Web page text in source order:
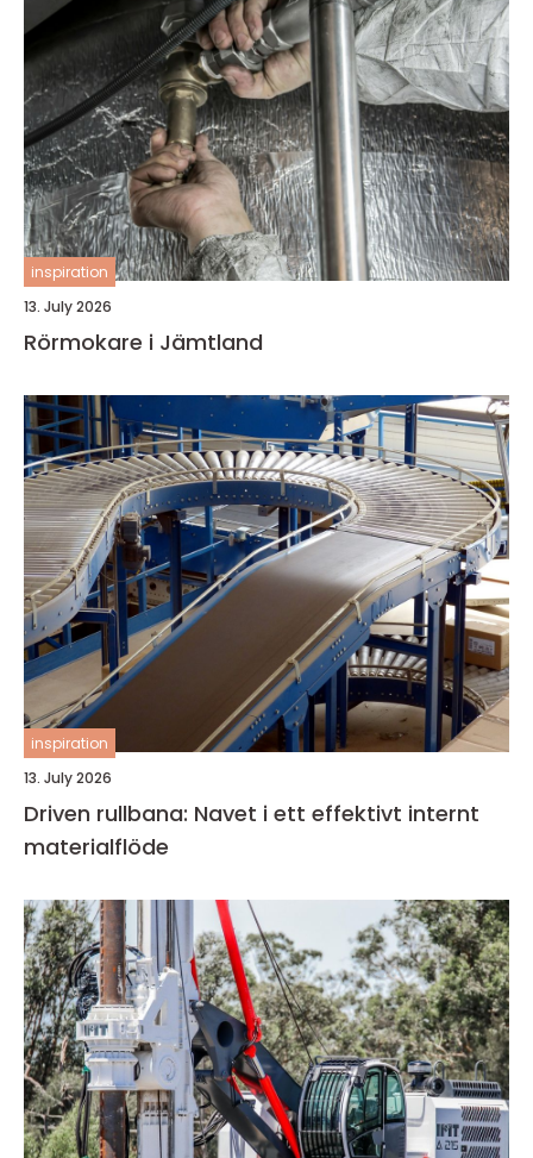
inspiration
13. July 2026
Rörmokare i Jämtland
inspiration
13. July 2026
Driven rullbana: Navet i ett effektivt internt
materialflöde